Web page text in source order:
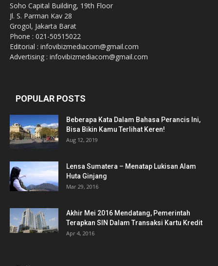
Soho Capital Building, 19th Floor
Jl. S. Parman Kav 28
Grogol, Jakarta Barat
Phone : 021-50515022
Editorial : infovibizmediacom@gmail.com
Advertising : infovibizmediacom@gmail.com
POPULAR POSTS
Beberapa Kata Dalam Bahasa Perancis Ini,
Bisa Bikin Kamu Terlihat Keren!
Aug 12, 2019
Lensa Sumatera – Menatap Lukisan Alam
Huta Ginjang
Mar 29, 2016
Akhir Mei 2016 Mendatang, Pemerintah
Terapkan SIN Dalam Transaksi Kartu Kredit
Apr 4, 2016